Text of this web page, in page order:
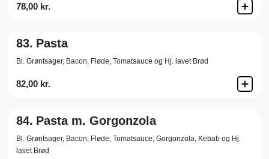
78,00 kr.
83. Pasta
Bl. Grøntsager, Bacon, Fløde, Tomatsauce og Hj. lavet Brød
82,00 kr.
84. Pasta m. Gorgonzola
Bl. Grøntsager, Bacon, Fløde, Tomatsauce, Gorgonzola, Kebab og Hj.
lavet Brød